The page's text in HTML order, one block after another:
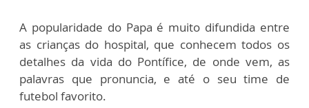
A popularidade do Papa é muito difundida entre
as crianças do hospital, que conhecem todos os
detalhes da vida do Pontífice, de onde vem, as
palavras que pronuncia, e até o seu time de
futebol favorito.